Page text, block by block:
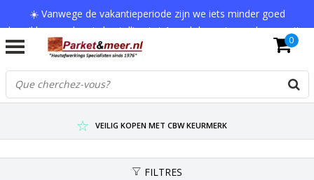
☀️ Vanwege de vakantieperiode zijn we iets minder goed
bereikbaar en kan je bestelling tot 1 werkdag extra onderweg zijn.
Bedankt voor je begrip!
VERZENDKOSTEN € 7,95 (GRATIS VA €75,-)
SCHERPSTE PRIJZEN TOT WEL 75% KORTING !
VEILIG KOPEN MET CBW KEURMERK
0
FILTRES